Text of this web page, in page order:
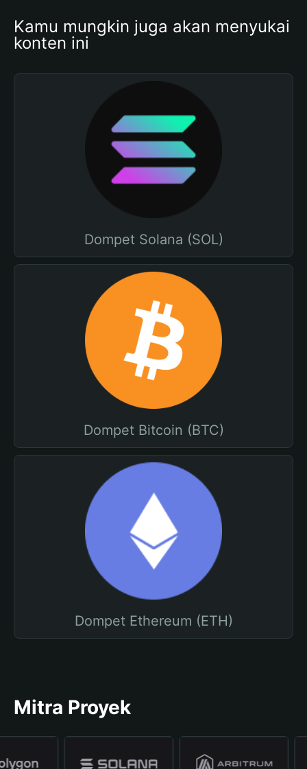
Kamu mungkin juga akan menyukai
konten ini
Dompet Solana (SOL)
Dompet Bitcoin (BTC)
Dompet Ethereum (ETH)
Mitra Proyek